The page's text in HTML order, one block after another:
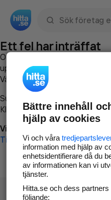
Ett fel har inträffat
Om du vill kan du
uppstod så att vi lättare och
Vänligen försök med följande:
Surfa till
Klicka påTillbaka-knappen i
Vi beklagar besväret!
Till startsidan
Bättre innehåll
hjälp av cookies
Vi och våra
information med hjälp av
enhetsidentifierare då du
av informationen kan vi
tjänster.
Hitta.se och dess
följande: